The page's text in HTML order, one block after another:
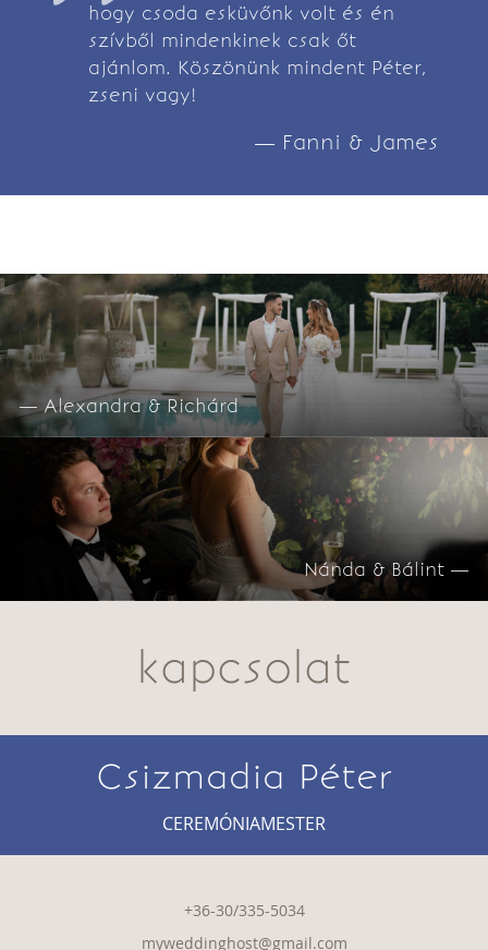
hogy csoda esküvőnk volt és én
szívből mindenkinek csak őt
ajánlom. Köszönünk mindent Péter,
zseni vagy!
— Fanni & James
— Alexandra & Richárd
Nánda & Bálint —
kapcsolat
Csizmadia Péter
CEREMÓNIAMESTER
+36-30/335-5034
myweddinghost@gmail.com